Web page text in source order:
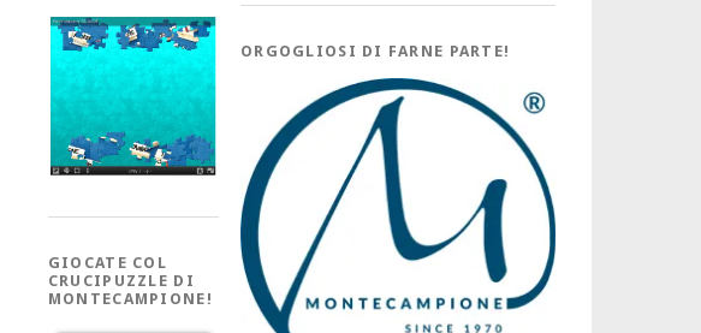
GIOCATE COL
CRUCIPUZZLE DI
MONTECAMPIONE!
ORGOGLIOSI DI FARNE PARTE!